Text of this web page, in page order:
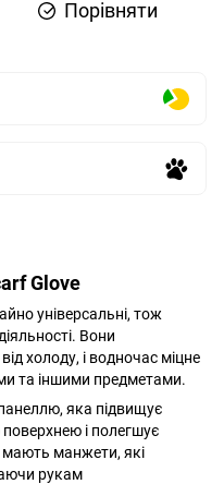
Порівняти
Glove
універсальні, тож
Вони
холоду, і водночас міцне
та іншими предметами.
яка підвищує
і полегшує
манжети, які
рукам